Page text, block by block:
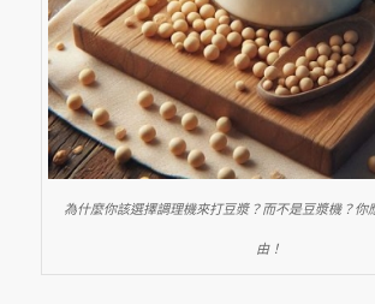
為什麼你該選擇調理機來打豆漿？而不是豆漿機？你
由！